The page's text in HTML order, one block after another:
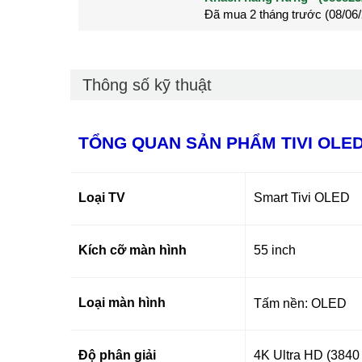
Đã mua 2 tháng trước (28/
Đã mua 3 tháng trước (27/
Thông số kỹ thuật
TỔNG QUAN SẢN PHẨM TIVI
Loại TV Smart Tivi OLED
Kích cỡ màn hình 55 inch
Loại màn hình Tấm nền: OLED
Độ phân giải 4K Ultra HD